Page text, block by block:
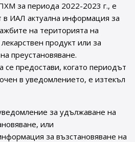
за периода 2022-2023 г., е
ИАЛ актуална информация за
на територията на
продукт или за
преустановяване.
предостави, когато периодът
в уведомлението, е изтекъл
за удължаване на
или
за възстановяване на